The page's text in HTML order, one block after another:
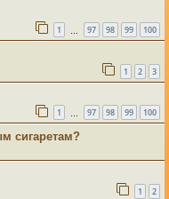
1 97 98 99 100
1 2 3
1 97 98 99 100
сигаретам?
1 2